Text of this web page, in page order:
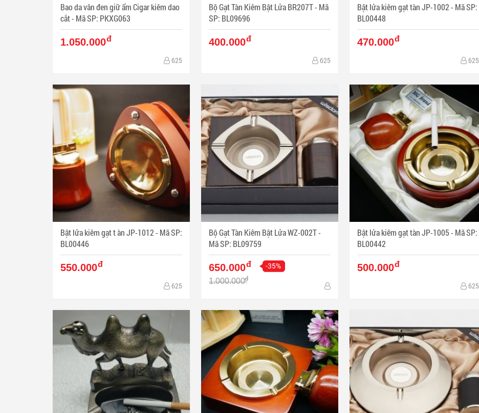
Bao da vân đen giữ ẩm Cigar kiêm dao
cắt - Mã SP: PKXG063
1.050.000đ
625
Bộ Gạt Tàn Kiêm Bật Lửa BR207T - Mã
SP: BL09696
400.000đ
625
Bật lửa kiêm gạt tàn JP-1002 - Mã SP:
BL00448
470.000đ
625
Bật lửa kiêm gạt t àn JP-1012 - Mã SP:
BL00446
550.000đ
625
Bộ Gạt Tàn Kiêm Bật Lửa WZ-002T -
Mã SP: BL09759
650.000đ -35%
1.000.000đ
Bật lửa kiêm gạt tàn JP-1005 - Mã SP:
BL00442
500.000đ
625